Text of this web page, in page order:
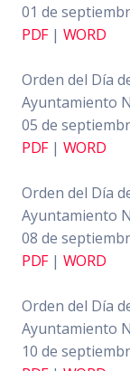
01 de
PDF| WORD
Orden del Día
Ayuntamiento
05 de
PDF| WORD
Orden del Día
Ayuntamiento
08 de
PDF| WORD
Orden del Día
Ayuntamiento
10 de